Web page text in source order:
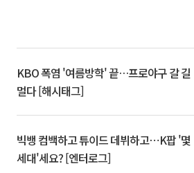
KBO 폭염 '여름방학' 끝…프로야구 갈 길
멀다 [해시태그]
빅뱅 컴백하고 튜이드 데뷔하고⋯K팝 '몇
세대'세요? [엔터로그]